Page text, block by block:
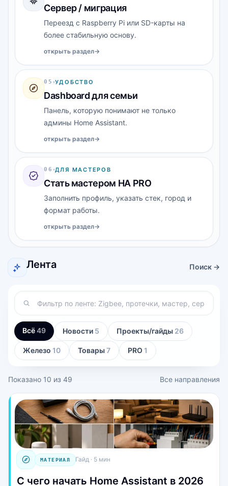
Сервер / миграция
Переезд с Raspberry Pi или SD-карты на
более стабильную основу.
открыть раздел→
0 5 УДОБСТВО
Dashboard для семьи
Панель, которую понимают не только
админы Home Assistant.
открыть раздел→
0 6 ДЛЯ МАСТЕРОВ
Стать мастером HA PRO
Заполнить профиль, указать стек, город и
формат работы.
открыть раздел→
Лента Поиск →
Всё49 Новости 5 Проекты/гайды 26
Железо 10 Товары7 PRO 1
Показано 10 из 49 Все направления
МАТЕРИАЛ Гайд · 5 мин
С чего начать Home Assistant в 2026